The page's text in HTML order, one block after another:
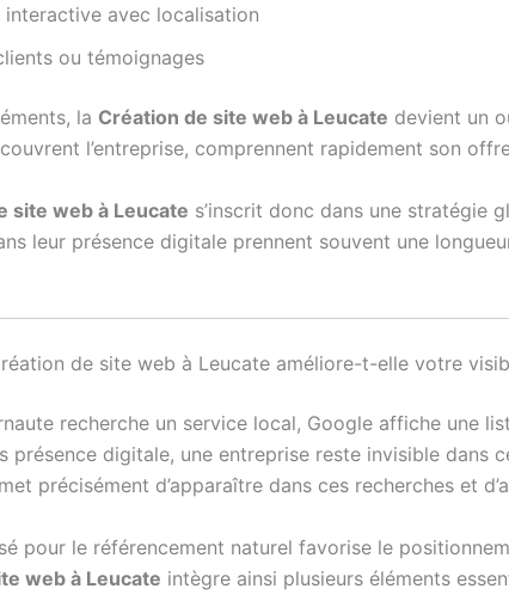
interactive avec localisation
ou témoignages
la Création de site web à Leucate devient un
l’entreprise, comprennent rapidement son
site web à Leucate s’inscrit donc dans une stratégie
leur présence digitale prennent souvent une
de site web à Leucate améliore-t-elle votre
recherche un service local, Google affiche une
présence digitale, une entreprise reste invisible dans
précisément d’apparaître dans ces recherches et
pour le référencement naturel favorise le
web à Leucate intègre ainsi plusieurs éléments